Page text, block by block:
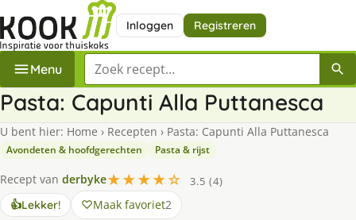
Inloggen Registreren
Menu Zoek een recept
Pasta: Capunti Alla Puttanesca
U bent hier: Home › Recepten › Pasta: Capunti Alla Puttanesca
Avondeten & hoofdgerechten Pasta & rijst
Recept van derbyke★★★★☆
3.5 (4)
👍Lekker! Maak favoriet2